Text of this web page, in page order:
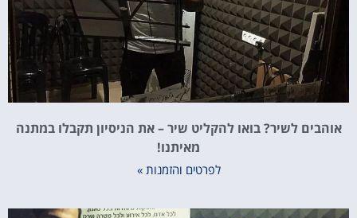
אוהבים לשיר? בואו להקליט שיר – את הניסיון תקבלו במתנה
מאיתנו!
לפרטים והזמנות »